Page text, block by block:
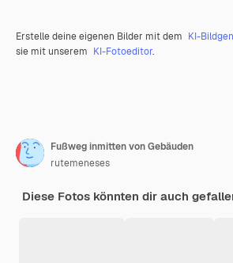
Erstelle deine eigenen Bilder mit dem KI-
sie mit unserem KI-Fotoeditor.
Fußweg inmitten von Gebäuden
rutemeneses
Diese Fotos könnten dir auch